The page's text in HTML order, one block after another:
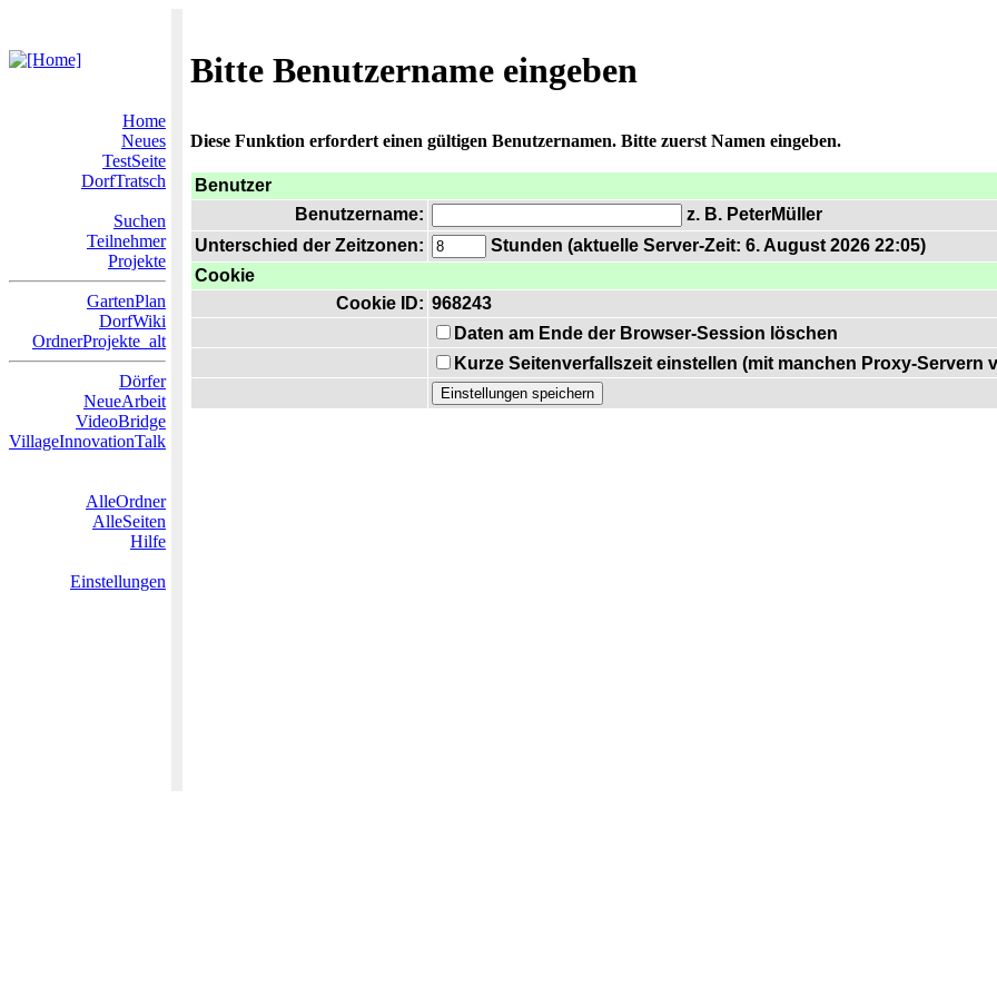
Bitte Benutzername eingeben
Home
Neues
TestSeite
DorfTratsch
Suchen
Teilnehmer
Projekte
GartenPlan
DorfWiki
OrdnerProjekte_alt
Dörfer
NeueArbeit
VideoBridge
VillageInnovationTalk
AlleOrdner
AlleSeiten
Hilfe
Einstellungen
Diese Funktion erfordert einen gültigen Benutzernamen. Bitte zuerst Namen eingeben.
Benutzer
Benutzername:
z. B. PeterMüller
Unterschied der Zeitzonen:
Stunden (aktuelle Server-Zeit: 6. August 2026 22:05)
Cookie
Cookie ID: 968243
Daten am Ende der Browser-Session löschen
Kurze Seitenverfallszeit einstellen (mit manchen Proxy-Servern